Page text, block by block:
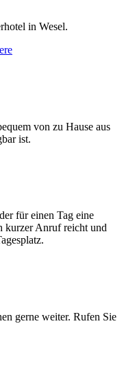
in Wesel.
von zu Hause aus
ist.
für einen Tag eine
kurzer Anruf reicht und
gerne weiter. Rufen Sie